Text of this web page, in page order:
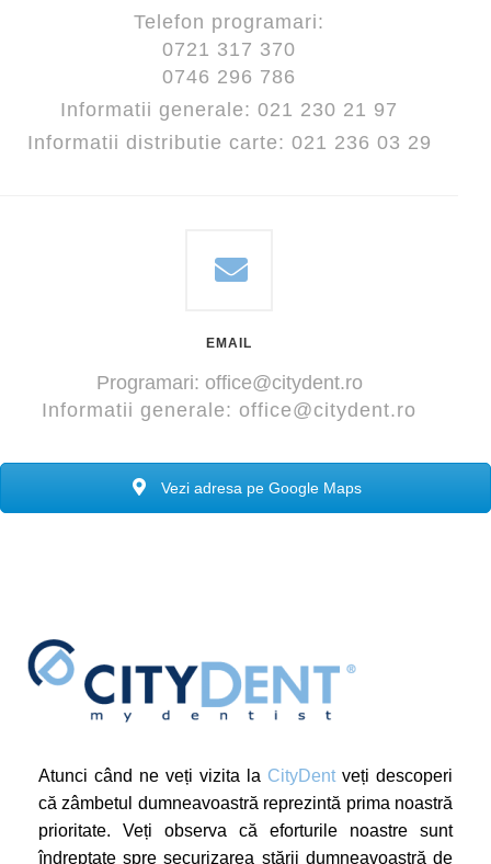
Telefon programari:
0721 317 370
0746 296 786
Informatii generale: 021 230 21 97
Informatii distributie carte: 021 236 03 29
EMAIL
Programari: office@citydent.ro
Informatii generale: office@citydent.ro
Vezi adresa pe Google Maps
Atunci când ne veți vizita la CityDentveți descoperi
că zâmbetul dumneavoastră reprezintă prima noastră
prioritate. Veți observa că eforturile noastre sunt
îndreptate spre securizarea stării dumneavoastră de